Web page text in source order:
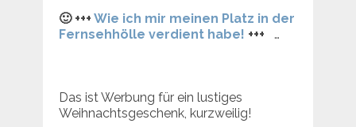
🙂 +++ Wie ich mir meinen Platz in der
Fernsehhölle verdient habe! +++ …
Das ist Werbung für ein lustiges
Weihnachtsgeschenk, kurzweilig!